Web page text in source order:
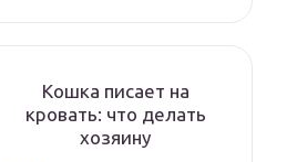
Кошка писает на
кровать: что делать
хозяину